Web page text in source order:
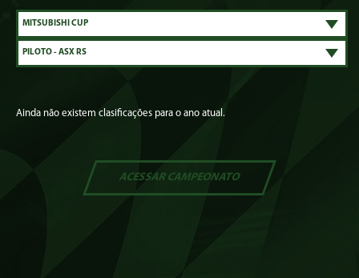
Ainda não existem clasificações para o ano atual.
ACESSARCAMPEONATO